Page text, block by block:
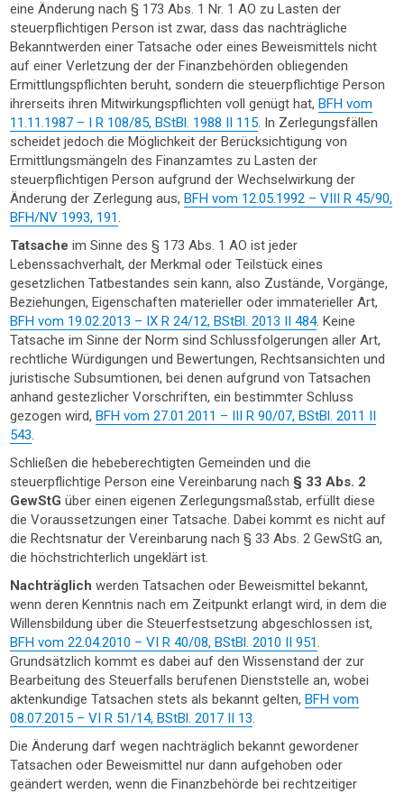
eine Änderung nach § 173 Abs. 1 Nr. 1 AO zu Lasten der
steuerpflichtigen Person ist zwar, dass das nachträgliche
Bekanntwerden einer Tatsache oder eines Beweismittels nicht
auf einer Verletzung der der Finanzbehörden obliegenden
Ermittlungspflichten beruht, sondern die steuerpflichtige Person
ihrerseits ihren Mitwirkungspflichten voll genügt hat,BFH vom
11.11.1987 – I R 108/85, BStBl. 1988 II 115. In Zerlegungsfällen
scheidet jedoch die Möglichkeit der Berücksichtigung von
Ermittlungsmängeln des Finanzamtes zu Lasten der
steuerpflichtigen Person aufgrund der Wechselwirkung der
Änderung der Zerlegung aus,BFH vom 12.05.1992 – VIII R 45/90,
BFH/NV 1993, 191.
Tatsacheim Sinne des § 173 Abs. 1 AO ist jeder
Lebenssachverhalt, der Merkmal oder Teilstück eines
gesetzlichen Tatbestandes sein kann, also Zustände, Vorgänge,
Beziehungen, Eigenschaften materieller oder immaterieller Art,
BFH vom 19.02.2013 – IX R 24/12, BStBl. 2013 II 484. Keine
Tatsache im Sinne der Norm sind Schlussfolgerungen aller Art,
rechtliche Würdigungen und Bewertungen, Rechtsansichten und
juristische Subsumtionen, bei denen aufgrund von Tatsachen
anhand gestezlicher Vorschriften, ein bestimmter Schluss
gezogen wird,BFH vom 27.01.2011 – III R 90/07, BStBl. 2011 II
543.
Schließen die hebeberechtigten Gemeinden und die
steuerpflichtige Person eine Vereinbarung nach § 33 Abs. 2
GewStG über einen eigenen Zerlegungsmaßstab, erfüllt diese
die Voraussetzungen einer Tatsache. Dabei kommt es nicht auf
die Rechtsnatur der Vereinbarung nach § 33 Abs. 2 GewStG an,
die höchstrichterlich ungeklärt ist.
Nachträglichwerden Tatsachen oder Beweismittel bekannt,
wenn deren Kenntnis nach em Zeitpunkt erlangt wird, in dem die
Willensbildung über die Steuerfestsetzung abgeschlossen ist,
BFH vom 22.04.2010 – VI R 40/08, BStBl. 2010 II 951.
Grundsätzlich kommt es dabei auf den Wissenstand der zur
Bearbeitung des Steuerfalls berufenen Dienststelle an, wobei
aktenkundige Tatsachen stets als bekannt gelten,BFH vom
08.07.2015 – VI R 51/14, BStBl. 2017 II 13.
Die Änderung darf wegen nachträglich bekannt gewordener
Tatsachen oder Beweismittel nur dann aufgehoben oder
geändert werden, wenn die Finanzbehörde bei rechtzeitiger